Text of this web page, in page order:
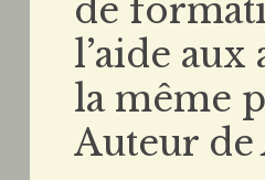
de
l’aide
la même
Auteur de